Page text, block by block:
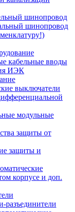
шинопровод
шинопровод
кабельные вводы
ИЭК
выключатели
модульные
защиты от
защиты и
корпусе и доп.
разъединители